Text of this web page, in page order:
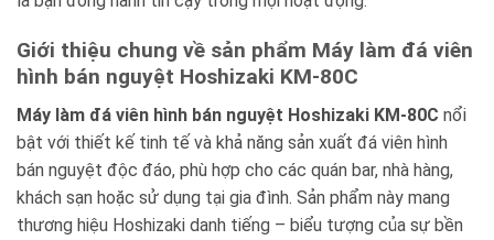
Giới thiệu chung về sản phẩm Máy làm đá viên
hình bán nguyệt Hoshizaki KM-80C
Máy làm đá viên hình bán nguyệt Hoshizaki KM-80C nổi
bật với thiết kế tinh tế và khả năng sản xuất đá viên hình
bán nguyệt độc đáo, phù hợp cho các quán bar, nhà hàng,
khách sạn hoặc sử dụng tại gia đình. Sản phẩm này mang
thương hiệu Hoshizaki danh tiếng – biểu tượng của sự bền